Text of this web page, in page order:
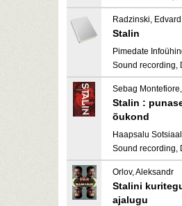
Radzinski, Edvard
Stalin
Pimedate
Sound recording,
Sebag
Stalin :
õukond
Haapsalu
Sound recording,
Orlov, Aleksandr
Stalini
ajalugu